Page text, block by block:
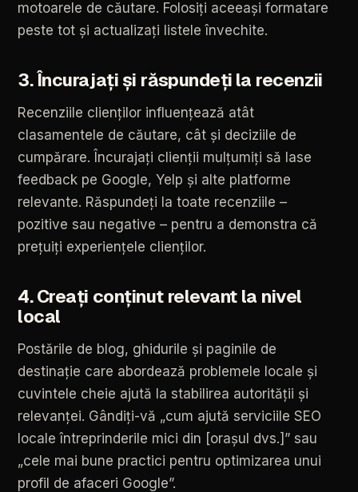
motoarele de căutare. Folosiți aceeași formatare
peste tot și actualizați listele învechite.
3.Încurajați și răspundeți la recenzii
Recenziile clienților influențează atât
clasamentele de căutare, cât și deciziile de
cumpărare. Încurajați clienții mulțumiți să lase
feedback pe Google, Yelp și alte platforme
relevante. Răspundeți la toate recenziile –
pozitive sau negative – pentru a demonstra că
prețuiți experiențele clienților.
4.Creați conținut relevant la nivel
local
Postările de blog, ghidurile și paginile de
destinație care abordează problemele locale și
cuvintele cheie ajută la stabilirea autorității și
relevanței. Gândiți-vă „cum ajută serviciile SEO
locale întreprinderile mici din [orașul dvs.]” sau
„cele mai bune practici pentru optimizarea unui
profil de afaceri Google”.